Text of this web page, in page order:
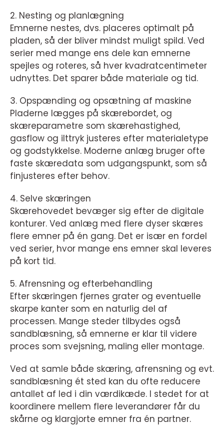
2. Nesting og planlægning
Emnerne nestes, dvs. placeres optimalt på
pladen, så der bliver mindst muligt spild. Ved
serier med mange ens dele kan emnerne
spejles og roteres, så hver kvadratcentimeter
udnyttes. Det sparer både materiale og tid.
3. Opspænding og opsætning af maskine
Pladerne lægges på skærebordet, og
skæreparametre som skærehastighed,
gasflow og ilttryk justeres efter materialetype
og godstykkelse. Moderne anlæg bruger ofte
faste skæredata som udgangspunkt, som så
finjusteres efter behov.
4. Selve skæringen
Skærehovedet bevæger sig efter de digitale
konturer. Ved anlæg med flere dyser skæres
flere emner på én gang. Det er især en fordel
ved serier, hvor mange ens emner skal leveres
på kort tid.
5. Afrensning og efterbehandling
Efter skæringen fjernes grater og eventuelle
skarpe kanter som en naturlig del af
processen. Mange steder tilbydes også
sandblæsning, så emnerne er klar til videre
proces som svejsning, maling eller montage.
Ved at samle både skæring, afrensning og evt.
sandblæsning ét sted kan du ofte reducere
antallet af led i din værdikæde. I stedet for at
koordinere mellem flere leverandører får du
skårne og klargjorte emner fra én partner.